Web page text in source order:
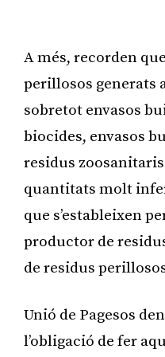
A més, recorden
perillosos generats
sobretot envasos
biocides, envasos
residus
quantitats molt
que s’estableixen
productor de
de residus
Unió de Pagesos
l’obligació de fer